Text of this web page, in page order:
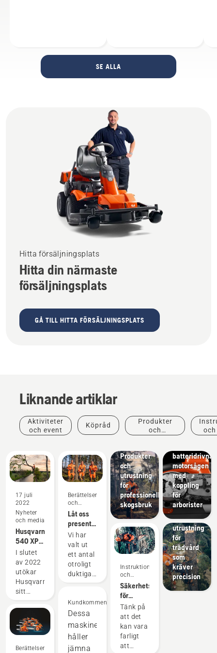
SE ALLA
Hitta försäljningsplats
Hitta din närmaste
försäljningsplats
GÅ TILL HITTA FÖRSÄLJNINGSPLATS
Liknande artiklar
Aktiviteter
och event
Köpråd
Produkter
och
17 juli
2022
Nyheter
och media
Husqvarna
540 XP®
Mark III
och
Husqvarna
T540
XP®
I slutet
av 2022
utökar
Husqvarna
sitt
med en
ny serie
med
klätterutrustning
utformad
Berättelser
Berättelser
och
inspiration
Låt oss
presentera
Husqvarnas
H-Team
– våra
mest
krävande
Vi har
valt ut
ett antal
otroligt
duktiga
ambassadörer
bland
världens
främsta
professionella
användare
Kundkommentarer
Dessa
maskiner
håller
jämna
Produkter
och
utrustning
för
professionellt
skogsbruk
Instruktioner
och
guider
Säkerhetskrav
för
motorsågar
Tänk på
att det
kan vara
farligt
att
T542i
XP® –
Den
batteridrivna
motorsågen
med
koppling
för
arborister
Lösningar
Ett brett
utbud av
och
utrustning
för
trädvård
som
kräver
precision